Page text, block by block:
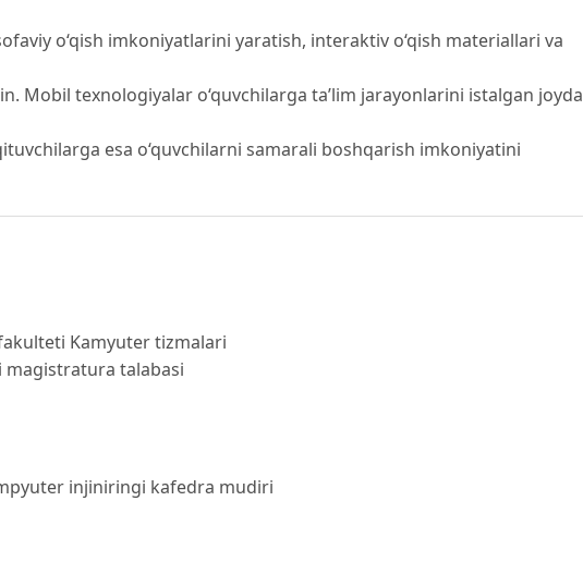
o‘qish imkoniyatlarini yaratish, interaktiv o‘qish materiallari va
Mobil texnologiyalar o‘quvchilarga ta’lim jarayonlarini istalgan joyda
esa o‘quvchilarni samarali boshqarish imkoniyatini
Kamyuter tizmalari
magistratura talabasi
injiniringi kafedra mudiri